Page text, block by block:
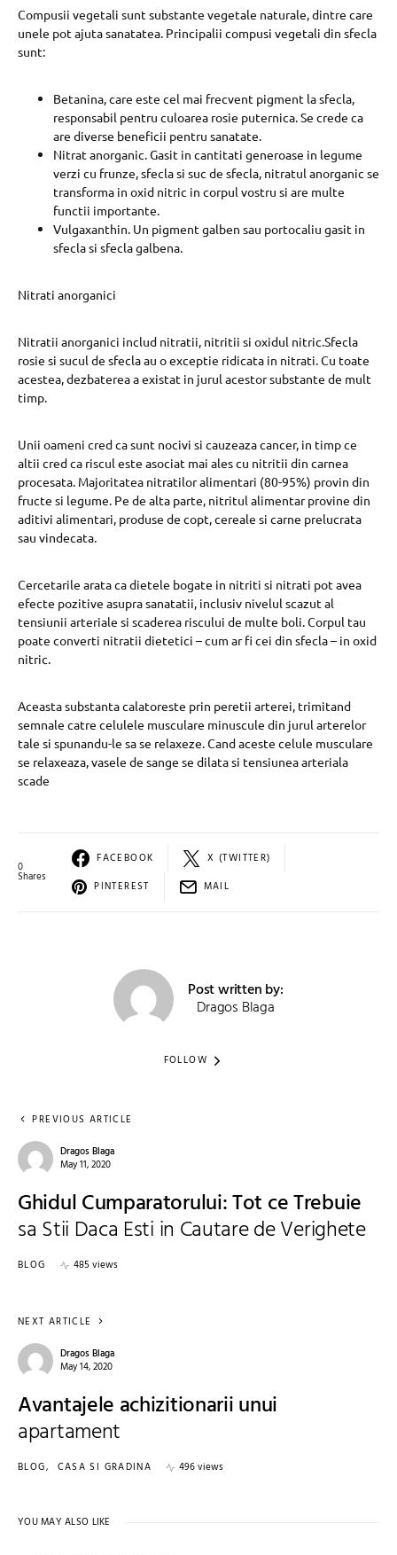
Compusii vegetali sunt substante vegetale naturale, dintre care
unele pot ajuta sanatatea. Principalii compusi vegetali din sfecla
sunt:
Betanina, care este cel mai frecvent pigment la sfecla,
responsabil pentru culoarea rosie puternica. Se crede ca
are diverse beneficii pentru sanatate.
Nitrat anorganic. Gasit in cantitati generoase in legume
verzi cu frunze, sfecla si suc de sfecla, nitratul anorganic se
transforma in oxid nitric in corpul vostru si are multe
functii importante.
Vulgaxanthin. Un pigment galben sau portocaliu gasit in
sfecla si sfecla galbena.
Nitrati anorganici
Nitratii anorganici includ nitratii, nitritii si oxidul nitric.Sfecla
rosie si sucul de sfecla au o exceptie ridicata in nitrati. Cu toate
acestea, dezbaterea a existat in jurul acestor substante de mult
timp.
Unii oameni cred ca sunt nocivi si cauzeaza cancer, in timp ce
altii cred ca riscul este asociat mai ales cu nitritii din carnea
procesata. Majoritatea nitratilor alimentari (80-95%) provin din
fructe si legume. Pe de alta parte, nitritul alimentar provine din
aditivi alimentari, produse de copt, cereale si carne prelucrata
sau vindecata.
Cercetarile arata ca dietele bogate in nitriti si nitrati pot avea
efecte pozitive asupra sanatatii, inclusiv nivelul scazut al
tensiunii arteriale si scaderea riscului de multe boli. Corpul tau
poate converti nitratii dietetici – cum ar fi cei din sfecla – in oxid
nitric.
Aceasta substanta calatoreste prin peretii arterei, trimitand
semnale catre celulele musculare minuscule din jurul arterelor
tale si spunandu-le sa se relaxeze. Cand aceste celule musculare
se relaxeaza, vasele de sange se dilata si tensiunea arteriala
scade
0
Shares
FACEBOOK
X (TWITTER)
PINTEREST
MAIL
Post written by:
Dragos Blaga
FOLLOW
PREVIOUS ARTICLE
Dragos Blaga
May 11, 2020
Ghidul Cumparatorului: Tot ce Trebuie
sa Stii Daca Esti in Cautare de Verighete
BLOG 485 views
NEXT ARTICLE
Dragos Blaga
May 14, 2020
Avantajele achizitionarii unui
apartament
BLOG CASA SI GRADINA 496 views
YOU MAY ALSO LIKE